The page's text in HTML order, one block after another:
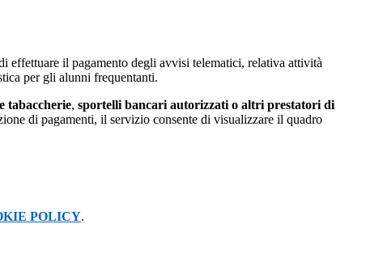
effettuare il pagamento degli avvisi telematici, relativa attività
per gli alunni frequentanti.
tabaccherie, sportelli bancari autorizzati o altri prestatori di
di pagamenti, il servizio consente di visualizzare il quadro
POLICY.